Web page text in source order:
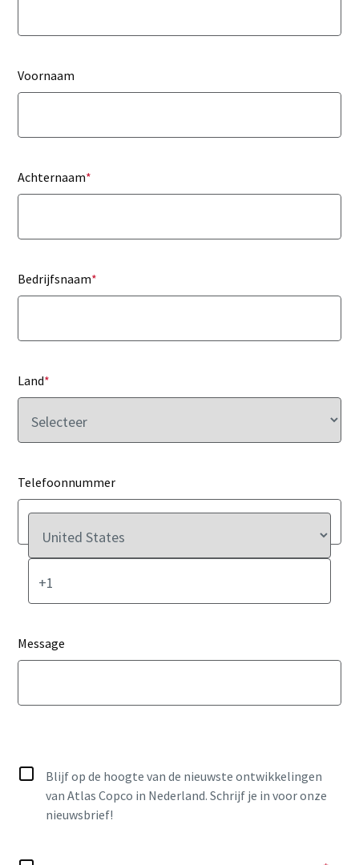
Voornaam
Achternaam*
Bedrijfsnaam*
Land*
Telefoonnummer
Message
Blijf op de hoogte van de nieuwste ontwikkelingen
van Atlas Copco in Nederland. Schrijf je in voor onze
nieuwsbrief!